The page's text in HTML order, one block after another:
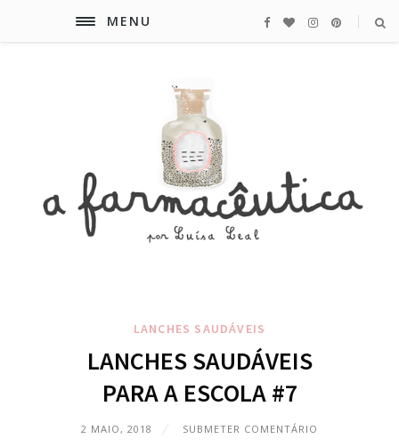
MENU
LANCHES SAUDÁVEIS
LANCHES SAUDÁVEIS
PARA A ESCOLA #7
2 MAIO, 2018 SUBMETER COMENTÁRIO